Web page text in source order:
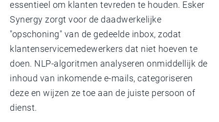
essentieel om klanten tevreden te houden. Esker
Synergy zorgt voor de daadwerkelijke
"opschoning" van de gedeelde inbox, zodat
klantenservicemedewerkers dat niet hoeven te
doen. NLP-algoritmen analyseren onmiddellijk de
inhoud van inkomende e-mails, categoriseren
deze en wijzen ze toe aan de juiste persoon of
dienst.